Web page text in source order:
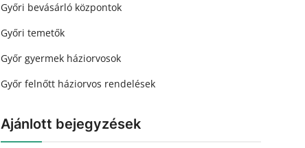
Győri bevásárló központok
Győri temetők
Győr gyermek háziorvosok
Győr felnőtt háziorvos rendelések
Ajánlott bejegyzések